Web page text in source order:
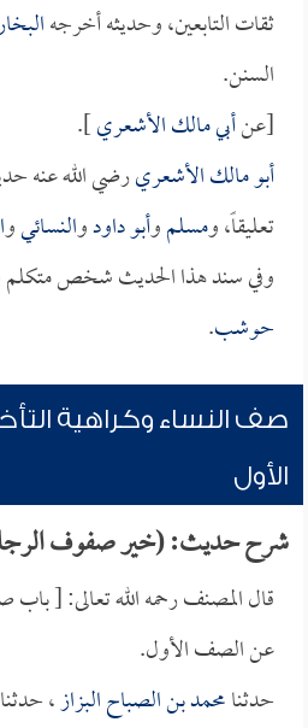
ثقات التابعين، وحديثه أخرجه
السنن.
[عنأبي مالك الأشعري].
أبو مالك الأشعريرضي الله عنه
تعليقاً، ومسلموأبو داودوالنسائيو
وفي سند هذا الحديث شخص متكلم
حوشب.
صف النساء وكراهية
الأول
شرح حديث: (خير صفوف
قال المصنف رحمه الله تعالى: [ باب
عن الصف الأول.
حدثنامحمد بن الصباح البزاز، حدثنا